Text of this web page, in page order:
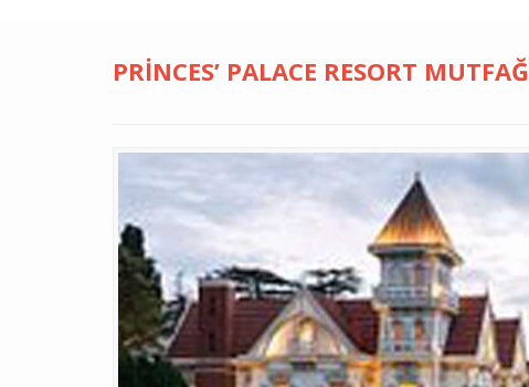
PRINCES’ PALACE RESORT